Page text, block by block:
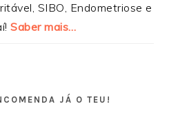
SIBO, Endometriose e
Saber mais…
JÁ O TEU!